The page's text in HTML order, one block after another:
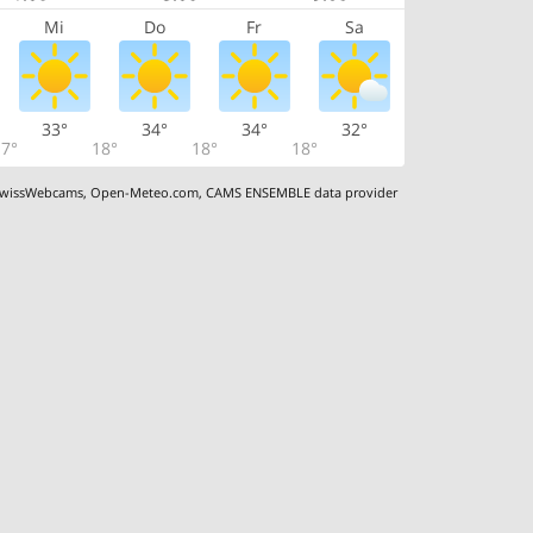
Mi Do Fr Sa
33°
18°
34°
18°
34°
18°
32°
,Open-Meteo.com,CAMS ENSEMBLE data provider